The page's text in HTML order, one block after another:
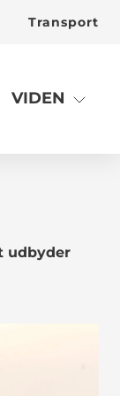
Transport
VIDEN
udbyder